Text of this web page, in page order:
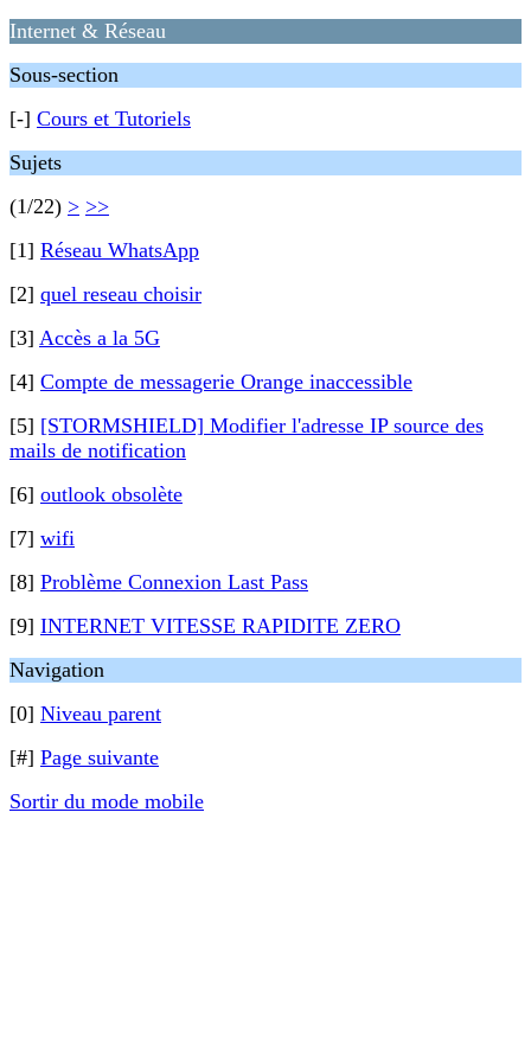
Internet & Réseau
Sous-section
[-] Cours et Tutoriels
Sujets
(1/22) > >>
[1] Réseau WhatsApp
[2] quel reseau choisir
[3] Accès a la 5G
[4] Compte de messagerie Orange inaccessible
[5] [STORMSHIELD] Modifier l'adresse IP source des
mails de notification
[6] outlook obsolète
[7] wifi
[8] Problème Connexion Last Pass
[9] INTERNET VITESSE RAPIDITE ZERO
Navigation
[0] Niveau parent
[#] Page suivante
Sortir du mode mobile